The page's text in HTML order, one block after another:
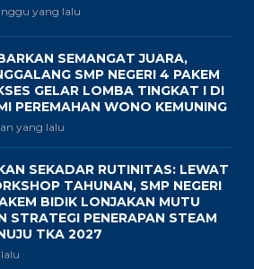
yang lalu
SEMANGAT JUARA,
SMP NEGERI 4 PAKEM
GELAR LOMBA TINGKAT I DI
PEREMAHAN WONO KEMUNING
yang lalu
SEKADAR RUTINITAS: LEWAT
TAHUNAN, SMP NEGERI
BIDIK LONJAKAN MUTU
STRATEGI PENERAPAN STEAM
TKA 2027